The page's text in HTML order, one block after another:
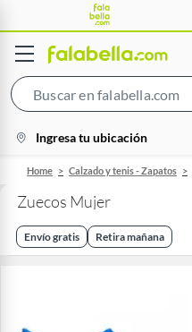
location-
icon
Ingresa tu ubicación
Home Calzado y tenis - Zapatos
Zuecos Mujer
Envío gratis Retira mañana